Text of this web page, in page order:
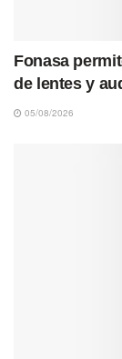
Fonasa
de lentes y
05/08/2026